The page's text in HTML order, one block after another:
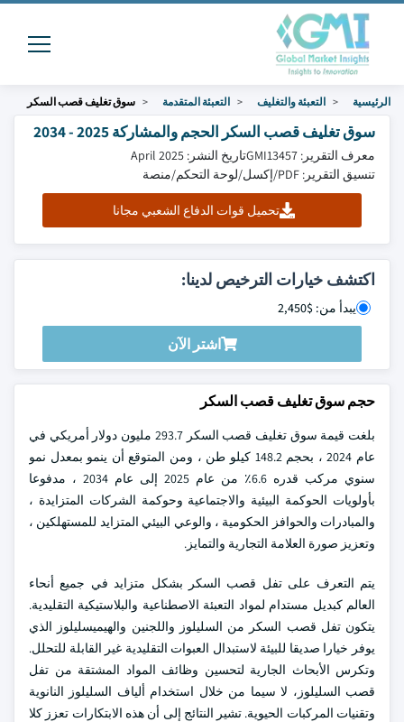
الرئيسية التعبئة والتغليف التعبئة المتقدمة سوق تغليف قصب السكر
سوق تغليف قصب السكر الحجم والمشاركة 2025 - 2034
معرف التقرير: GMI13457
تاريخ النشر: April 2025
تنسيق التقرير: PDF/إكسل/لوحة التحكم/منصة
تحميل قوات الدفاع الشعبي مجانا
اكتشف خيارات الترخيص لدينا:
يبدأ من: $2,450
اشتر الآن
حجم سوق تغليف قصب السكر
بلغت قيمة سوق تغليف قصب السكر 293.7 مليون دولار أمريكي في
عام 2024 ، بحجم 148.2 كيلو طن ، ومن المتوقع أن ينمو بمعدل نمو
سنوي مركب قدره 6.6٪ من عام 2025 إلى عام 2034 ، مدفوعا
بأولويات الحوكمة البيئية والاجتماعية وحوكمة الشركات المتزايدة ،
والمبادرات والحوافز الحكومية ، والوعي البيئي المتزايد للمستهلكين ،
وتعزيز صورة العلامة التجارية والتمايز.
يتم التعرف على تفل قصب السكر بشكل متزايد في جميع أنحاء
العالم كبديل مستدام لمواد التعبئة الاصطناعية والبلاستيكية التقليدية.
يتكون تفل قصب السكر من السليلوز واللجنين والهيميسليلوز الذي
يوفر خيارا صديقا للبيئة لاستبدال العبوات التقليدية غير القابلة للتحلل.
وتكرس الأبحاث الجارية لتحسين وظائف المواد المشتقة من تفل
قصب السليلوز، لا سيما من خلال استخدام ألياف السليلوز النانوية
وتقنيات المركبات الحيوية. تشير النتائج إلى أن هذه الابتكارات تعزز كلا